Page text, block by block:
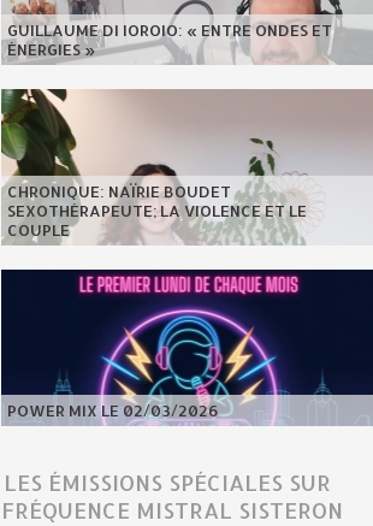
GUILLAUME DI IOROIO: « ENTRE ONDES ET
ÉNERGIES »
CHRONIQUE: NAÏRIE BOUDET
SEXOTHÉRAPEUTE; LA VIOLENCE ET LE
COUPLE
POWER MIX LE 02/03/2026
LES ÉMISSIONS SPÉCIALES SUR
FRÉQUENCE MISTRAL SISTERON